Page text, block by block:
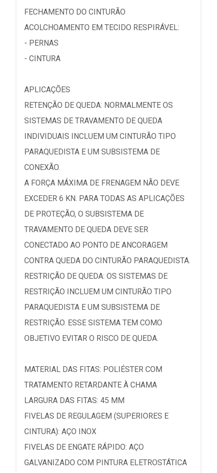
FECHAMENTO DO CINTURÃO
ACOLCHOAMENTO EM TECIDO RESPIRÁVEL:
- PERNAS
- CINTURA
APLICAÇÕES
RETENÇÃO DE QUEDA: NORMALMENTE OS
SISTEMAS DE TRAVAMENTO DE QUEDA
INDIVIDUAIS INCLUEM UM CINTURÃO TIPO
PARAQUEDISTA E UM SUBSISTEMA DE
CONEXÃO.
A FORÇA MÁXIMA DE FRENAGEM NÃO DEVE
EXCEDER 6 KN. PARA TODAS AS APLICAÇÕES
DE PROTEÇÃO, O SUBSISTEMA DE
TRAVAMENTO DE QUEDA DEVE SER
CONECTADO AO PONTO DE ANCORAGEM
CONTRA QUEDA DO CINTURÃO PARAQUEDISTA.
RESTRIÇÃO DE QUEDA: OS SISTEMAS DE
RESTRIÇÃO INCLUEM UM CINTURÃO TIPO
PARAQUEDISTA E UM SUBSISTEMA DE
RESTRIÇÃO. ESSE SISTEMA TEM COMO
OBJETIVO EVITAR O RISCO DE QUEDA.
MATERIAL DAS FITAS: POLIÉSTER COM
TRATAMENTO RETARDANTE À CHAMA
LARGURA DAS FITAS: 45 MM
FIVELAS DE REGULAGEM (SUPERIORES E
CINTURA): AÇO INOX
FIVELAS DE ENGATE RÁPIDO: AÇO
GALVANIZADO COM PINTURA ELETROSTÁTICA